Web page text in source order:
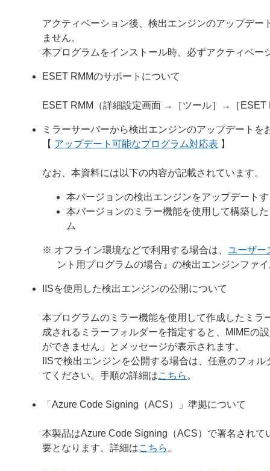
アクティベーション後、検出エンジンのアップデ
ません。
本プログラムをインストール時、必ずアクティベ
ESET RMMのサポートについて
ESET RMM（詳細設定画面 →［ツール］→［ESET
ミラーサーバーから検出エンジンのアップデート
【 アップデート可能なプログラム対応表 】
なお、本資料には以下の内容が記載されています。
本バージョンの検出エンジンをアップデート
本バージョンのミラー機能を使用して構築し
ム
※ オフライン環境などで利用する場合は、 ユーザー
ント用プログラムの場合』の検出エンジンファ
IISを使用した検出エンジンの公開について
本プログラムのミラー機能を使用して作成したミ
成されるミラーフォルダーを指定すると、MIMEの
ができません」とメッセージが表示されます。
IISで検出エンジンを公開する場合は、任意のフォ
てください。手順の詳細はこちら 。
「Azure Code Signing（ACS）」準拠について
本製品はAzure Code Signing（ACS）で署名され
要となります。詳細はこちら 。